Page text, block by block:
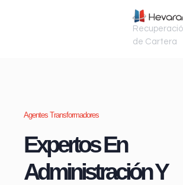
de Cartera
Agentes Transformadores
Expertos En
Administración Y